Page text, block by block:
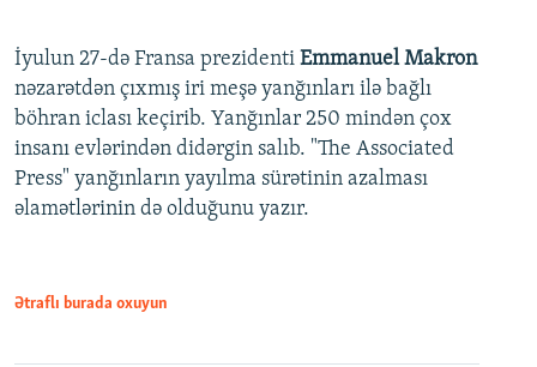
İyulun 27-də Fransa prezidenti Emmanuel Makron
nəzarətdən çıxmış iri meşə yanğınları ilə bağlı
böhran iclası keçirib. Yanğınlar 250 mindən çox
insanı evlərindən didərgin salıb. "The Associated
Press" yanğınların yayılma sürətinin azalması
əlamətlərinin də olduğunu yazır.
Ətraflı burada oxuyun